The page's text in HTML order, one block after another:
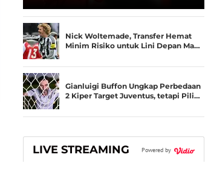
Zirkzee
Nick Woltemade, Transfer Hemat
Minim Risiko untuk Lini Depan Ma…
Gianluigi Buffon Ungkap Perbedaan
2 Kiper Target Juventus, tetapi Pili…
LIVE STREAMING Powered by